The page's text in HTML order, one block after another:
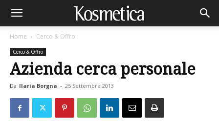
Home Cerco & Offro
Cerco & Offro
Azienda cerca personale
Da Ilaria Borgna - 25 Settembre 2013